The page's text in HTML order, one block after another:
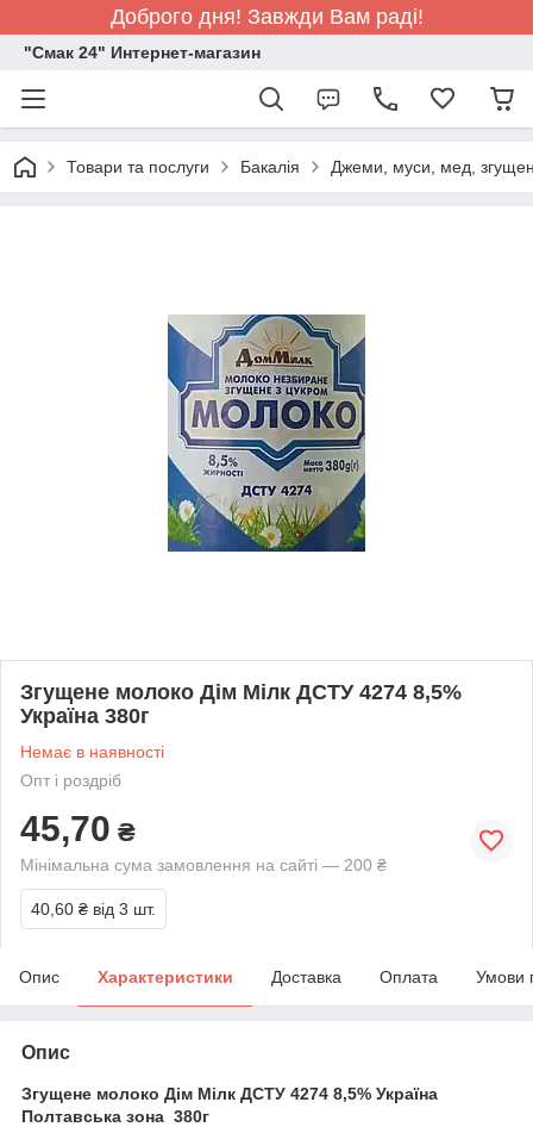
Доброго дня! Завжди Вам раді!
"Смак 24" Интернет-магазин
Товари та послуги Бакалія Джеми, муси, мед,
Згущене молоко Дім Мілк ДСТУ 4274 8,5%
Україна 380г
Немає в наявності
Опт і роздріб
45,70 ₴
Мінімальна сума замовлення на сайті — 200 ₴
40,60 ₴ від 3 шт.
Опис Характеристики Доставка Оплата Умови
Опис
Згущене молоко Дім Мілк ДСТУ 4274 8,5% Україна
Полтавська зона 380г